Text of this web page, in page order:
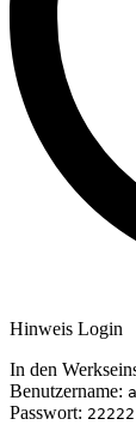
Hinweis Login
In den
Benutzername:
Passwort: 22222